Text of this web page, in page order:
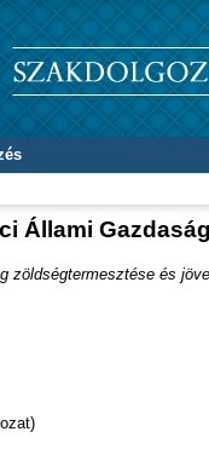
Állami
zöldségtermesztése és